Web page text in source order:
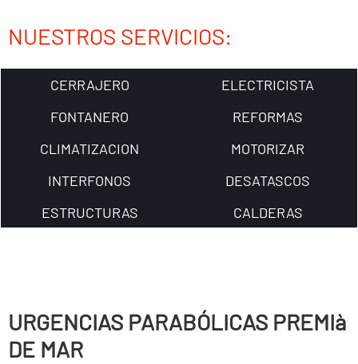
NUESTROS SERVICIOS:
CERRAJERO
ELECTRICISTA
FONTANERO
REFORMAS
CLIMATIZACION
MOTORIZAR
INTERFONOS
DESATASCOS
ESTRUCTURAS
CALDERAS
URGENCIAS PARABÓLICAS PREMIà
DE MAR